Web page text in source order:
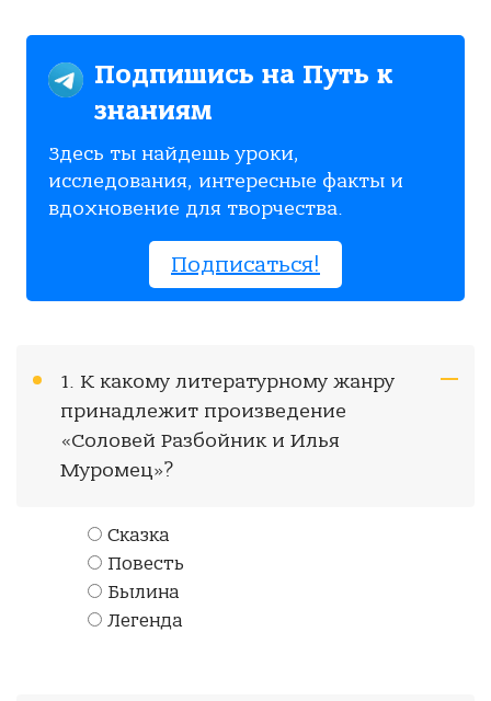
Подпишись на Путь к
знаниям
Здесь ты найдешь уроки,
исследования, интересные факты и
вдохновение для творчества.
Подписаться!
1. К какому литературному жанру
принадлежит произведение
«Соловей Разбойник и Илья
Муромец»?
Сказка
Повесть
Былина
Легенда